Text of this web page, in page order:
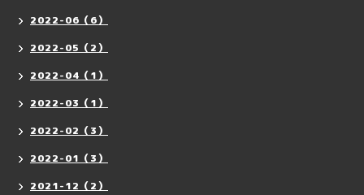
2022-06（6）
2022-05（2）
2022-04（1）
2022-03（1）
2022-02（3）
2022-01（3）
2021-12（2）